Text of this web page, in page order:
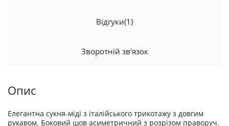
Відгуки(1)
Зворотній зв'язок
Опис
Елегантна сукня-міді з італійського трикотажу з довгим
рукавом. Боковий шов асиметричний з розрізом праворуч.